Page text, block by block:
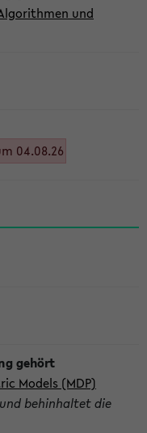
und
04.08.26
Models (MDP)
behinhaltet die